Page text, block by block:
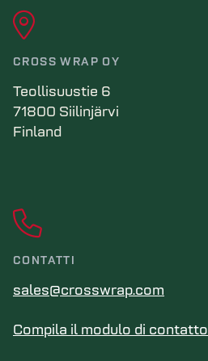
CROSS WRAP OY
Teollisuustie 6
71800 Siilinjärvi
Finland
CONTATTI
sales@crosswrap.com
Compila il modulo di contatto